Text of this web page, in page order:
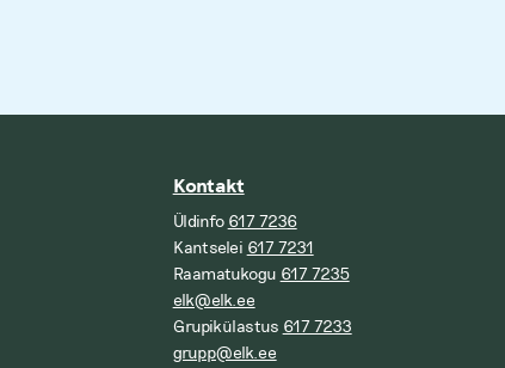
Kontakt
Üldinfo 617 7236
Kantselei 617 7231
Raamatukogu 617 7235
elk@elk.ee
Grupikülastus 617 7233
grupp@elk.ee